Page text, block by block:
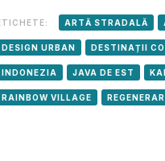
ARTĂ STRADALĂ
DESIGN URBAN DESTINAȚII
INDONEZIA JAVA DE EST
RAINBOW VILLAGE